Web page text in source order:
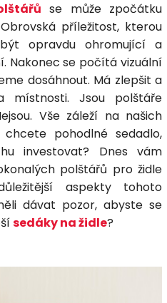
se může zpočátku
příležitost, kterou
opravdu ohromující a
Nakonec se počítá vizuální
dosáhnout. Má zlepšit a
místnosti. Jsou polštáře
Vše záleží na našich
pohodlné sedadlo,
investovat? Dnes vám
polštářů pro židle
aspekty tohoto
dávat pozor, abyste se
sedáky na židle?